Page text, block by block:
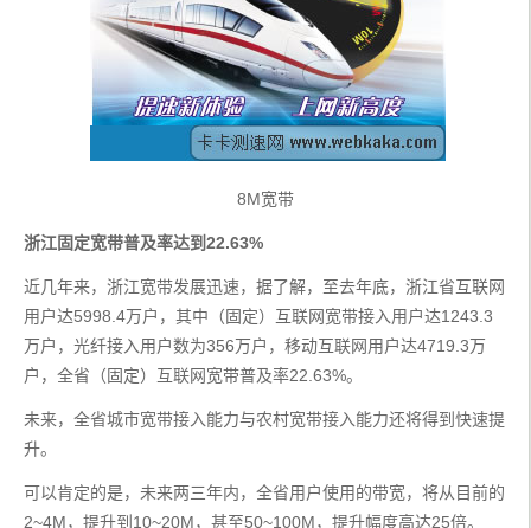
8M宽带
浙江固定宽带普及率达到22.63%
近几年来，浙江宽带发展迅速，据了解，至去年底，浙江省互联网
用户达5998.4万户，其中（固定）互联网宽带接入用户达1243.3
万户，光纤接入用户数为356万户，移动互联网用户达4719.3万
户，全省（固定）互联网宽带普及率22.63%。
未来，全省城市宽带接入能力与农村宽带接入能力还将得到快速提
升。
可以肯定的是，未来两三年内，全省用户使用的带宽，将从目前的
2~4M，提升到10~20M，甚至50~100M，提升幅度高达25倍。